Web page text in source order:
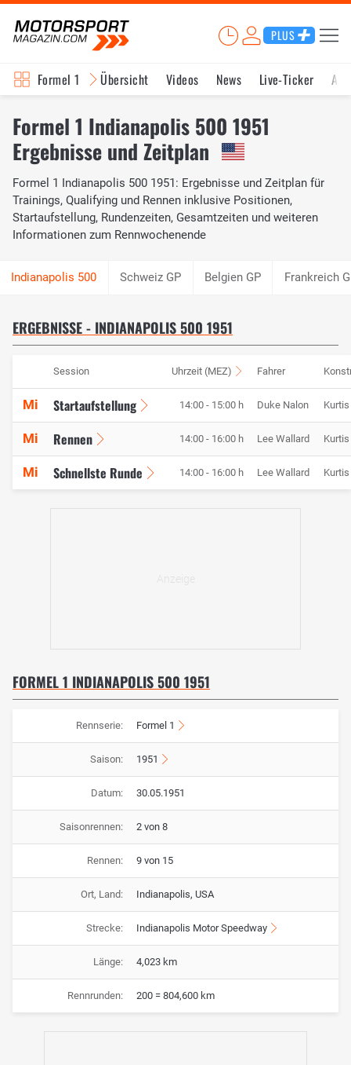
PLUS
Formel 1 Übersicht Videos News Live-Ticker
Formel 1 Indianapolis 500 1951
Ergebnisse und Zeitplan
Formel 1 Indianapolis 500 1951: Ergebnisse und Zeitplan für
Trainings, Qualifying und Rennen inklusive Positionen,
Startaufstellung, Rundenzeiten, Gesamtzeiten und weiteren
Informationen zum Rennwochenende
Schweiz GP Belgien GP Frankreich
ERGEBNISSE - INDIANAPOLIS 500 1951
Session Uhrzeit (MEZ) Fahrer
Mi Startaufstellung 14:00 - 15:00 h Duke Nalon
Mi Rennen 14:00 - 16:00 h Lee Wallard
Mi Schnellste Runde 14:00 - 16:00 h Lee Wallard
FORMEL 1 INDIANAPOLIS 500 1951
Rennserie: Formel 1
Saison: 1951
Datum: 30.05.1951
Saisonrennen: 2 von 8
Rennen: 9 von 15
Ort, Land: Indianapolis, USA
Strecke: Indianapolis Motor Speedway
Länge: 4,023 km
Rennrunden: 200 = 804,600 km